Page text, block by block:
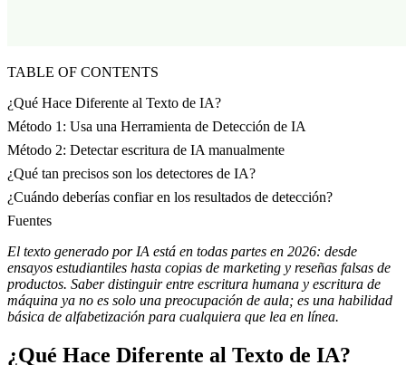
TABLE OF CONTENTS
¿Qué Hace Diferente al Texto de IA?
Método 1: Usa una Herramienta de Detección de IA
Método 2: Detectar escritura de IA manualmente
¿Qué tan precisos son los detectores de IA?
¿Cuándo deberías confiar en los resultados de detección?
Fuentes
El texto generado por IA está en todas partes en 2026: desde
ensayos estudiantiles hasta copias de marketing y reseñas falsas de
productos. Saber distinguir entre escritura humana y escritura de
máquina ya no es solo una preocupación de aula; es una habilidad
básica de alfabetización para cualquiera que lea en línea.
¿Qué Hace Diferente al Texto de IA?